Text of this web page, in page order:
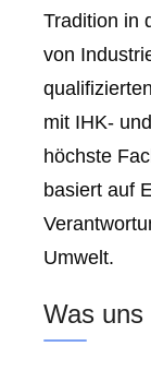
Tradition in
von
mit IHK-
höchste
basiert auf
Umwelt.
Was uns